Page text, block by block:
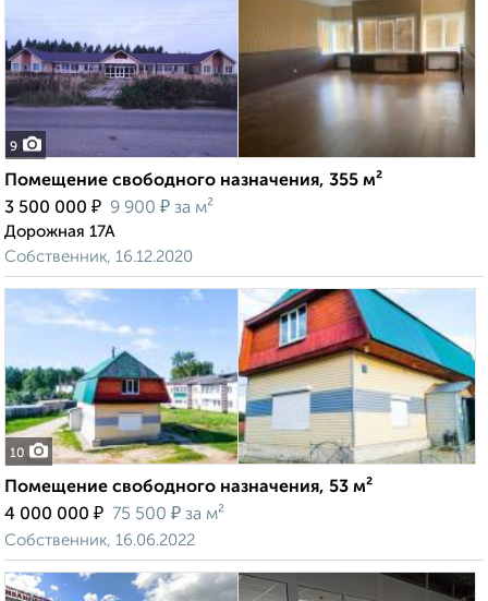
9
Помещение свободного назначения, 355 м²
3 500 000 ₽ 9 900 ₽ за м²
Дорожная 17А
Собственник, 16.12.2020
10
Помещение свободного назначения, 53 м²
4 000 000 ₽ 75 500 ₽ за м²
Собственник, 16.06.2022